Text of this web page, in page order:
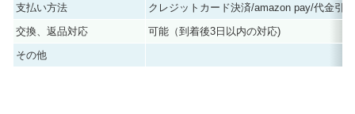
支払い方法
クレジットカード決済/amazon pay/代金引
交換、返品対応
可能（到着後3日以内の対応)
その他